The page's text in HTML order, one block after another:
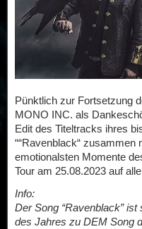
Pünktlich zur Fortsetzung
MONO INC. als
Edit des Titeltracks ihres
““Ravenblack“
emotionalsten Momente
Tour am 25.08.2023 auf
Info:
Der Song “Ravenblack”
des Jahres zu DEM Song